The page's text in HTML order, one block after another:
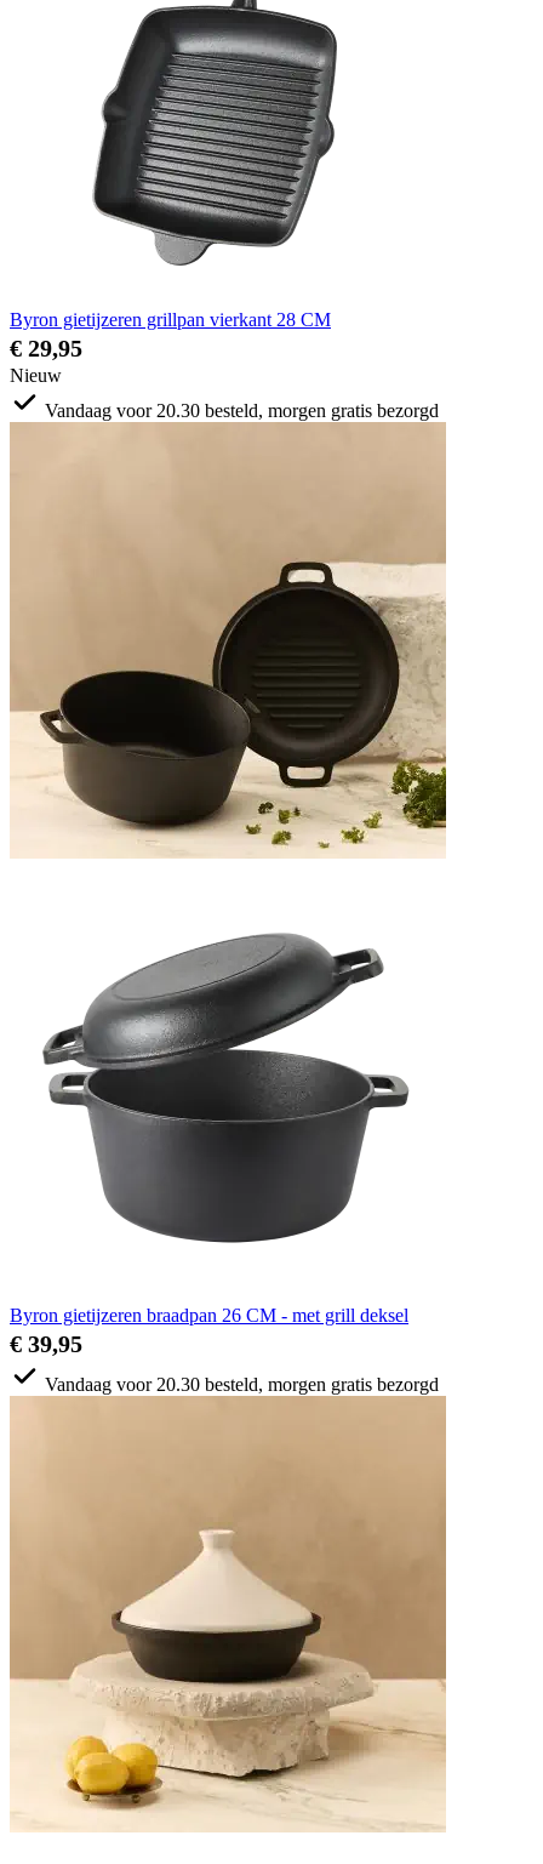
Byron gietijzeren grillpan vierkant 28 CM
€ 29,95
Nieuw
Vandaag voor 20.30 besteld, morgen gratis bezorgd
Byron gietijzeren braadpan 26 CM - met grill deksel
€ 39,95
Vandaag voor 20.30 besteld, morgen gratis bezorgd